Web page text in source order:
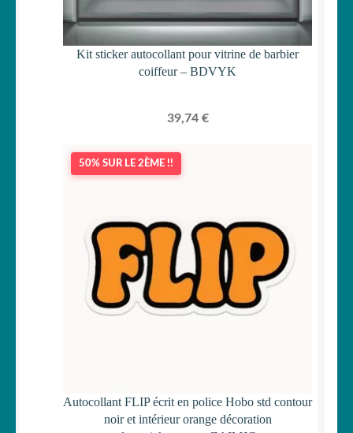
Kit sticker autocollant pour vitrine de barbier
coiffeur – BDVYK
39,74 €
50% SUR LE 2ÈME !!
Autocollant FLIP écrit en police Hobo std contour
noir et intérieur orange décoration